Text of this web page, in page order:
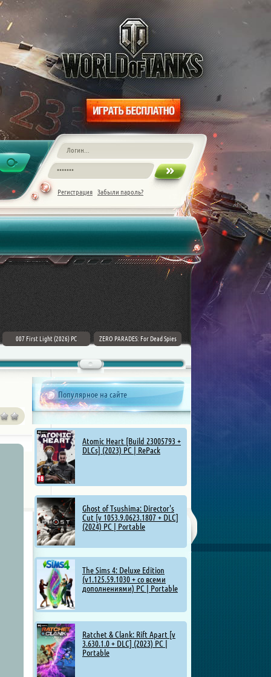
Регистрация Забыли пароль?
007 First Light (2026) PC
ZERO PARADES: For Dead Spies
Mount & Blade II: Bannerlord [v
Популярное на сайте
Atomic Heart [Build 23005793 +
DLCs] (2023) PC | RePack
Ghost of Tsushima: Director's
Cut [v 1053.9.0623.1807 + DLC]
(2024) PC | Portable
The Sims 4: Deluxe Edition
(v1.125.59.1030 + со всеми
дополнениями) PC | Portable
Ratchet & Clank: Rift Apart [v
3.630.1.0 + DLC] (2023) PC |
Portable